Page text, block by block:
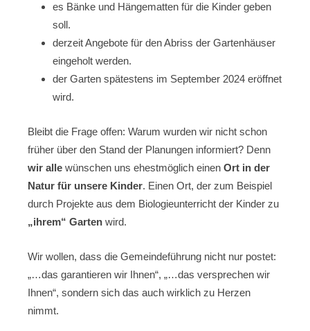
es Bänke und Hängematten für die Kinder geben
soll.
derzeit Angebote für den Abriss der Gartenhäuser
eingeholt werden.
der Garten spätestens im September 2024 eröffnet
wird.
Bleibt die Frage offen: Warum wurden wir nicht schon
früher über den Stand der Planungen informiert? Denn
wir alle wünschen uns ehestmöglich einen Ort in der
Natur für unsere Kinder. Einen Ort, der zum Beispiel
durch Projekte aus dem Biologieunterricht der Kinder zu
„ihrem“ Garten wird.
Wir wollen, dass die Gemeindeführung nicht nur postet:
„…das garantieren wir Ihnen“, „…das versprechen wir
Ihnen“, sondern sich das auch wirklich zu Herzen
nimmt.